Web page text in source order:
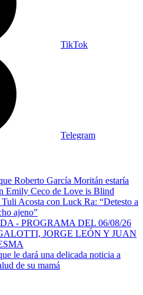
TikTok
Telegram
Roberto García Moritán estaría
Emily Ceco de Love is Blind
Acosta con Luck Ra: “Detesto a
ajeno”
- PROGRAMA DEL 06/08/26
JORGE LEÓN Y JUAN
le dará una delicada noticia a
de su mamá